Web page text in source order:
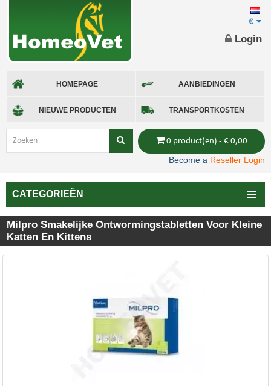
HOMEPAGE AANBIEDINGEN
NIEUWE PRODUCTEN TRANSPORTKOSTEN
€
0 product(en) - € 0,00
Login
Become a Reseller Login
CATEGORIEËN
Milpro Smakelijke Ontwormingstabletten Voor Kleine
Katten En Kittens